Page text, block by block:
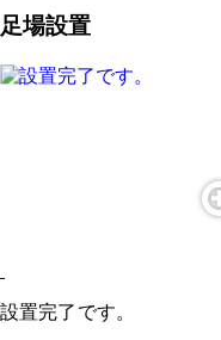
足場設置
設置完了です。